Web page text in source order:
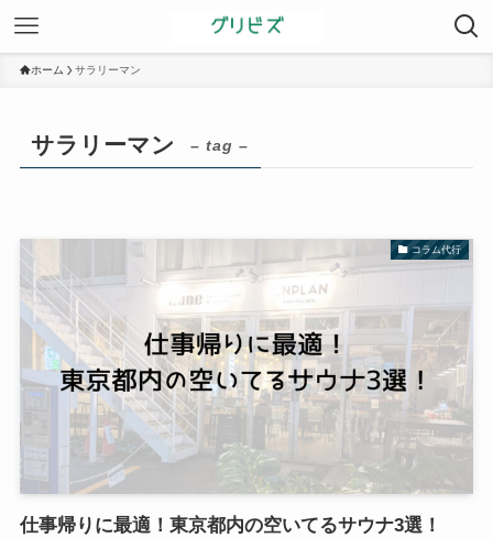
ホーム サラリーマン
サラリーマン – tag –
コラム代行
仕事帰りに最適！東京都内の空いてるサウナ3選！